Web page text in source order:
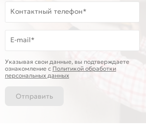
Контактный телефон*
E-mail*
Указывая свои данные, вы подтверждаете
ознакомление c Политикой обработки
персональных данных
Отправить